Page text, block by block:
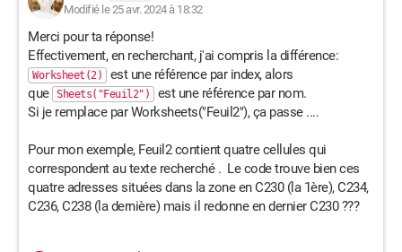
Modifié le 25 avr. 2024 à 18:32
Merci pour ta réponse!
Effectivement, en recherchant, j'ai compris la différence:
Worksheet(2)
est une référence par index, alors
que Sheets("Feuil2")
est une référence par nom.
Si je remplace par Worksheets("Feuil2"), ça passe ....
Pour mon exemple, Feuil2 contient quatre cellules qui
correspondent au texte recherché . Le code trouve bien ces
quatre adresses situées dans la zone en C230 (la 1ère), C234,
C236, C238 (la dernière) mais il redonne en dernier C230 ???